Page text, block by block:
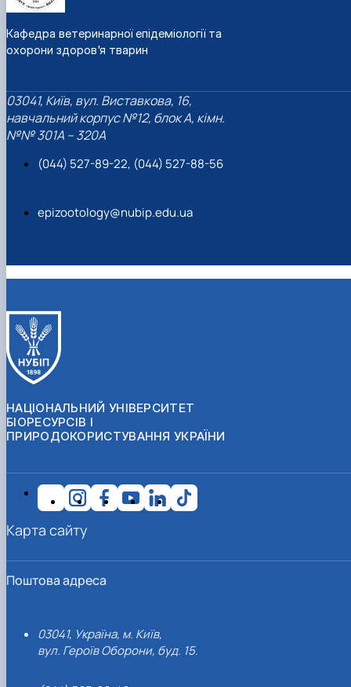
Кафедра ветеринарної епідеміології та
охорони здоров'я тварин
03041, Київ, вул. Виставкова, 16,
навчальний корпус №12, блок А, кімн.
№№ 301A – 320A
(044) 527-89-22, (044) 527-88-56
epizootology@nubip.edu.ua
НАЦІОНАЛЬНИЙ УНІВЕРСИТЕТ
БІОРЕСУРСІВ І
ПРИРОДОКОРИСТУВАННЯ УКРАЇНИ
Поштова адреса
03041, Україна, м. Київ,
вул. Героїв Оборони, буд. 15.
Карта сайту